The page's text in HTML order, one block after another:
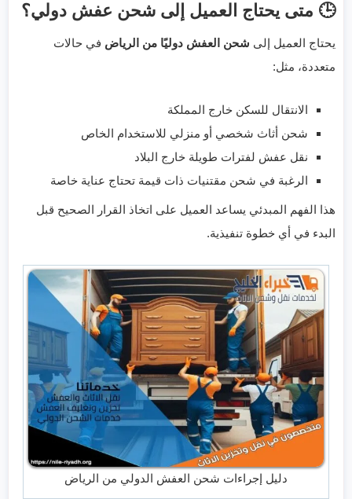
🕒 متى يحتاج العميل إلى شحن عفش دولي؟
يحتاج العميل إلى شحن العفش دوليًا من الرياض في حالات
متعددة، مثل:
الانتقال للسكن خارج المملكة
شحن أثاث شخصي أو منزلي للاستخدام الخاص
نقل عفش لفترات طويلة خارج البلاد
الرغبة في شحن مقتنيات ذات قيمة تحتاج عناية خاصة
هذا الفهم المبدئي يساعد العميل على اتخاذ القرار الصحيح قبل
البدء في أي خطوة تنفيذية.
دليل إجراءات شحن العفش الدولي من الرياض